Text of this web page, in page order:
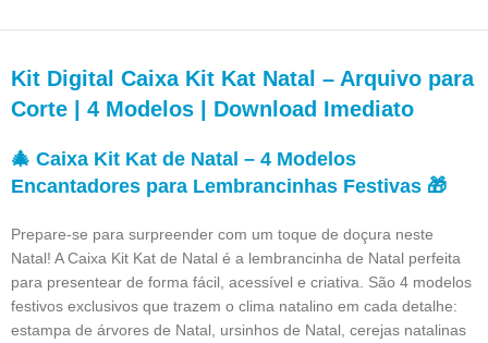
Kit Digital Caixa Kit Kat Natal – Arquivo para
Corte | 4 Modelos | Download Imediato
🎄 Caixa Kit Kat de Natal – 4 Modelos
Encantadores para Lembrancinhas Festivas 🎁
Prepare-se para surpreender com um toque de doçura neste
Natal! A Caixa Kit Kat de Natal é a lembrancinha de Natal perfeita
para presentear de forma fácil, acessível e criativa. São 4 modelos
festivos exclusivos que trazem o clima natalino em cada detalhe:
estampa de árvores de Natal, ursinhos de Natal, cerejas natalinas